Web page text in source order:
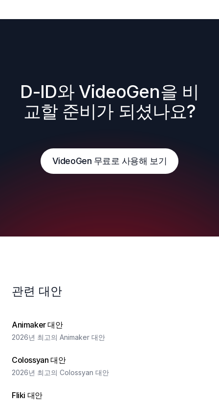
D-ID와 VideoGen을 비
교할 준비가 되셨나요?
VideoGen 무료로 사용해 보기
관련 대안
Animaker 대안
2026년 최고의 Animaker 대안
Colossyan 대안
2026년 최고의 Colossyan 대안
Fliki 대안